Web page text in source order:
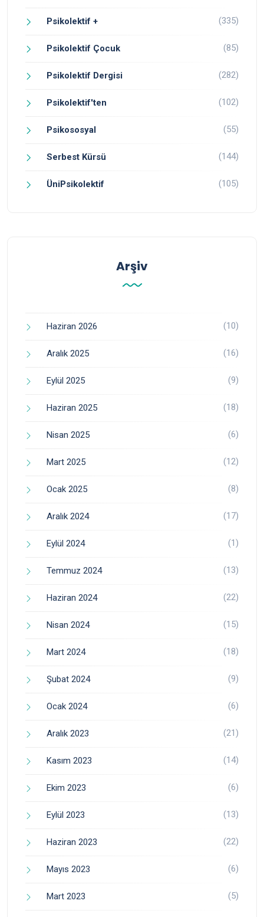
Psikolektif + (335)
Psikolektif Çocuk (85)
Psikolektif Dergisi (282)
Psikolektif'ten (102)
Psikososyal (55)
Serbest Kürsü (144)
ÜniPsikolektif (105)
Arşiv
Haziran 2026 (10)
Aralık 2025 (16)
Eylül 2025 (9)
Haziran 2025 (18)
Nisan 2025 (6)
Mart 2025 (12)
Ocak 2025 (8)
Aralık 2024 (17)
Eylül 2024 (1)
Temmuz 2024 (13)
Haziran 2024 (22)
Nisan 2024 (15)
Mart 2024 (18)
Şubat 2024 (9)
Ocak 2024 (6)
Aralık 2023 (21)
Kasım 2023 (14)
Ekim 2023 (6)
Eylül 2023 (13)
Haziran 2023 (22)
Mayıs 2023 (6)
Mart 2023 (5)